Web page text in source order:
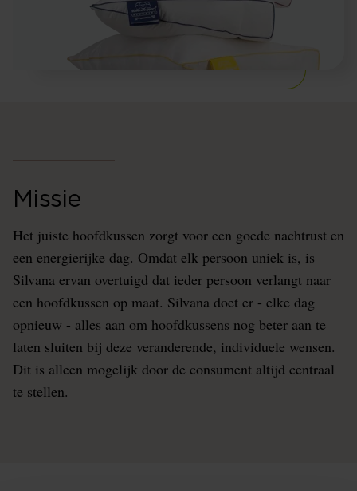
Missie
Het juiste hoofdkussen zorgt voor een goede nachtrust en
een energierijke dag. Omdat elk persoon uniek is, is
Silvana ervan overtuigd dat ieder persoon verlangt naar
een hoofdkussen op maat. Silvana doet er - elke dag
opnieuw - alles aan om hoofdkussens nog beter aan te
laten sluiten bij deze veranderende, individuele wensen.
Dit is alleen mogelijk door de consument altijd centraal
te stellen.